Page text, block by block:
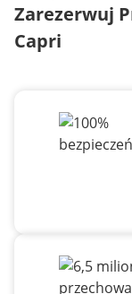
Zarezerwuj
Capri